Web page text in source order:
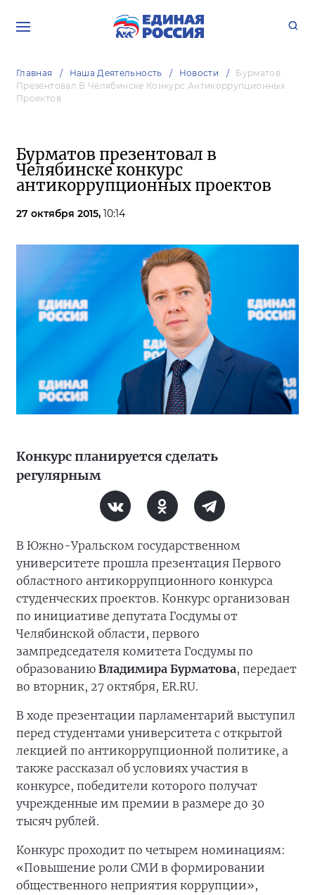
Главная Наша Деятельность Новости
Бурматов
Презентовал В Челябинске Конкурс Антикоррупционных
Проектов
Бурматов презентовал в
Челябинске конкурс
антикоррупционных проектов
27 октября 2015, 10:14
Конкурс планируется сделать
регулярным
В Южно-Уральском государственном
университете прошла презентация Первого
областного антикоррупционного конкурса
студенческих проектов. Конкурс организован
по инициативе депутата Госдумы от
Челябинской области, первого
зампредседателя комитета Госдумы по
образованию Владимира Бурматова, передает
во вторник, 27 октября, ER.RU.
В ходе презентации парламентарий выступил
перед студентами университета с открытой
лекцией по антикоррупционной политике, а
также рассказал об условиях участия в
конкурсе, победители которого получат
учрежденные им премии в размере до 30
тысяч рублей.
Конкурс проходит по четырем номинациям:
«Повышение роли СМИ в формировании
общественного неприятия коррупции»,